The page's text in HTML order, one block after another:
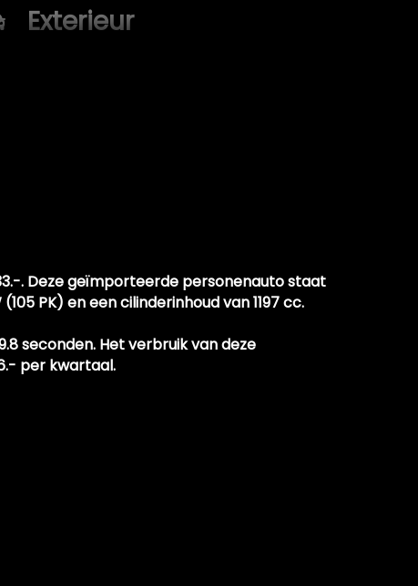
Exterieur
Ruitensproeiers verwarmbaar
Ruitensproeiers/wisserbladen verwarmbaar
. Deze geïmporteerde personenauto staat
PK) en een cilinderinhoud van 1197 cc.
seconden. Het verbruik van deze
per kwartaal.